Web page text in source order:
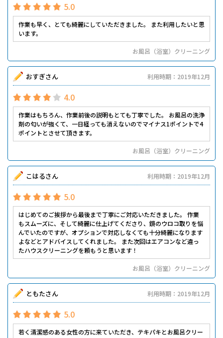
5.0
作業も早く、とても綺麗にしていただきました。 また利用したいと思
います。
お風呂（浴室）クリーニング
おすぎさん 利用時期：2019年12月
4.0
作業はもちろん、作業前後の説明もとても丁寧でした。 お風呂の洗浄
剤の匂いが強くて、一日経っても消えないのでマイナス1ポイントで4
ポイントとさせて頂きます。
お風呂（浴室）クリーニング
こはるさん 利用時期：2019年12月
5.0
はじめてのご挨拶から最後まで丁寧にご対応いただきました。 作業
もスムーズに、そして綺麗に仕上げてくださり、鏡のウロコ取りを悩
んでいたのですが、オプションで対応しなくても十分綺麗になります
よなどとアドバイスしてくれました。 また次回はエアコンなど違っ
たハウスクリーニングを頼もうと思います！
お風呂（浴室）クリーニング
ともたさん 利用時期：2019年12月
5.0
若く清潔感のある女性の方に来ていただき、テキパキとお風呂クリー